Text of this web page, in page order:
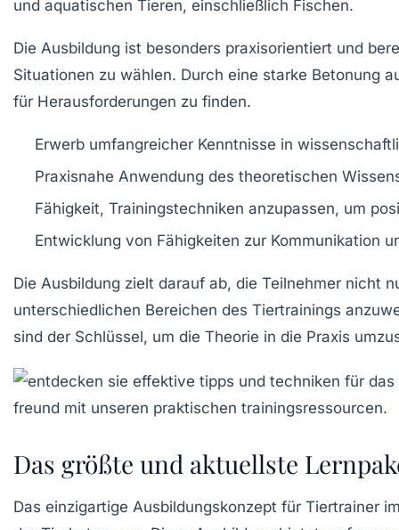
und aquatischen Tieren, einschließlich Fischen.
Die Ausbildung ist besonders praxisorientiert und
Situationen zu wählen. Durch eine starke Betonung
für Herausforderungen zu finden.
Erwerb umfangreicher Kenntnisse in
Praxisnahe Anwendung des theoretischen
Fähigkeit, Trainingstechniken anzupassen, um
Entwicklung von Fähigkeiten zur Kommunikation
Die Ausbildung zielt darauf ab, die Teilnehmer nicht
unterschiedlichen Bereichen des Tiertrainings
sind der Schlüssel, um die Theorie in die Praxis
Das größte und aktuellste
Das einzigartige Ausbildungskonzept für Tiertrainer